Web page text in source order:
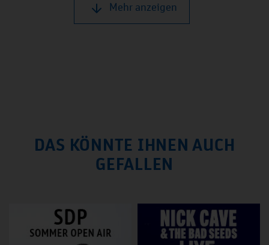
Mehr anzeigen
DAS KÖNNTE IHNEN AUCH
GEFALLEN